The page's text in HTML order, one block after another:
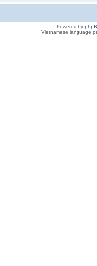
Powered by
Vietnamese language